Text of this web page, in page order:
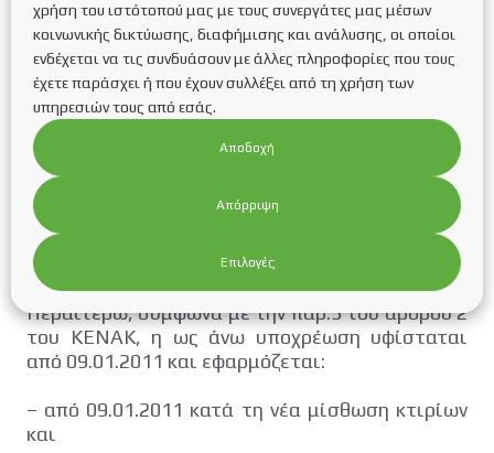
Σύμφωνα με την παρ.1 του άρθρου 12 του
ν.4122/2013, η έκδοση ΠΕΑ είναι υποχρεωτική
(εφόσον δεν υφίσταται ισχύον ΠΕΑ) – μεταξύ
άλλων – "κατά τη μίσθωση σε νέο ενοικιαστή
κτιρίου ή κτιριακής μονάδας". Περαιτέρω,
σύμφωνα με την παρ.2 του ιδίου άρθρου, "κατά
την πώληση ή μίσθωση κτιρίων ή κτιριακών
μονάδων, επιδεικνύεται από τον ιδιοκτήτη το
ΠΕΑ ή αντίγραφό του, στον υποψήφιο νέο
αγοραστή ή ενοικιαστή και παραδίδεται αυτό
στο νέο αγοραστή ή ενοικιαστή".
Περαιτέρω, σύμφωνα με την παρ.3 του άρθρου 2
του ΚΕΝΑΚ, η ως άνω υποχρέωση υφίσταται
από 09.01.2011 και εφαρμόζεται:
– από 09.01.2011 κατά τη νέα μίσθωση κτιρίων
και
χρήση του ιστότοπού μας με τους συνεργάτες μας μέσων
κοινωνικής δικτύωσης, διαφήμισης και ανάλυσης, οι οποίοι
ενδέχεται να τις συνδυάσουν με άλλες πληροφορίες που τους
έχετε παράσχει ή που έχουν συλλέξει από τη χρήση των
υπηρεσιών τους από εσάς.
Αποδοχή
Απόρριψη
Επιλογές